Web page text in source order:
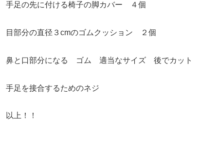
手足の先に付ける椅子の脚カバー ４個
目部分の直径３cmのゴムクッション ２個
鼻と口部分になる ゴム 適当なサイズ 後でカット
手足を接合するためのネジ
以上！！